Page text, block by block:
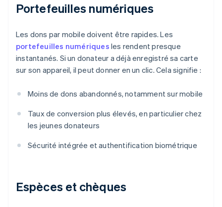
Portefeuilles numériques
Les dons par mobile doivent être rapides. Les
portefeuilles numériques les rendent presque
instantanés. Si un donateur a déjà enregistré sa carte
sur son appareil, il peut donner en un clic. Cela signifie :
Moins de dons abandonnés, notamment sur mobile
Taux de conversion plus élevés, en particulier chez
les jeunes donateurs
Sécurité intégrée et authentification biométrique
Espèces et chèques